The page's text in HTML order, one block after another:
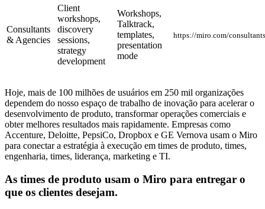
Consultants
& Agencies
Client
workshops,
discovery
sessions,
strategy
development
Workshops,
Talktrack,
templates,
presentation
mode
https://miro.com/
Hoje, mais de 100 milhões de usuários em 250 mil organizações
dependem do nosso espaço de trabalho de inovação para acelerar o
desenvolvimento de produto, transformar operações comerciais e
obter melhores resultados mais rapidamente. Empresas como
Accenture, Deloitte, PepsiCo, Dropbox e GE Vernova usam o Miro
para conectar a estratégia à execução em times de produto, times,
engenharia, times, liderança, marketing e TI.
As times de produto usam o Miro para entregar o
que os clientes desejam.